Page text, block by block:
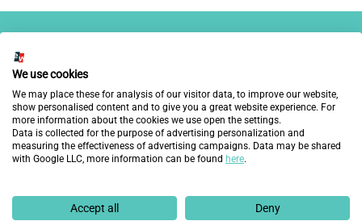
¿Quieres enterarte de lo último?
We use cookies
We may place these for analysis of our visitor data, to improve our website,
show personalised content and to give you a great website experience. For
more information about the cookies we use open the settings.
Data is collected for the purpose of advertising personalization and
measuring the effectiveness of advertising campaigns. Data may be shared
with Google LLC, more information can be found here.
Accept all Deny